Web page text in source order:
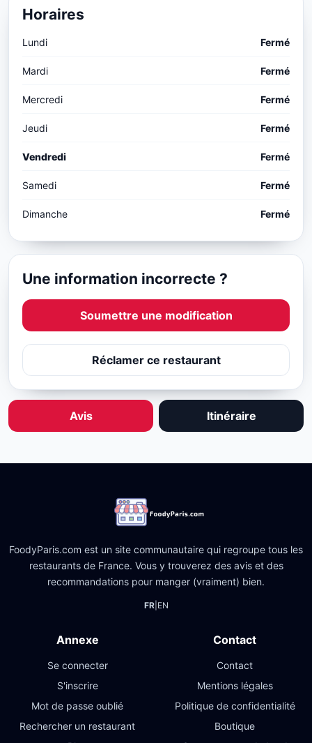
Horaires
Lundi Fermé
Mardi Fermé
Mercredi Fermé
Jeudi Fermé
Vendredi Fermé
Samedi Fermé
Dimanche Fermé
Une information incorrecte ?
Soumettre une modification
Réclamer ce restaurant
Avis Itinéraire
FoodyParis.com est un site communautaire qui regroupe tous les
restaurants de France. Vous y trouverez des avis et des
recommandations pour manger (vraiment) bien.
FR| EN
Annexe
Se connecter
S'inscrire
Mot de passe oublié
Rechercher un restaurant
Contact
Contact
Mentions légales
Politique de confidentialité
Boutique